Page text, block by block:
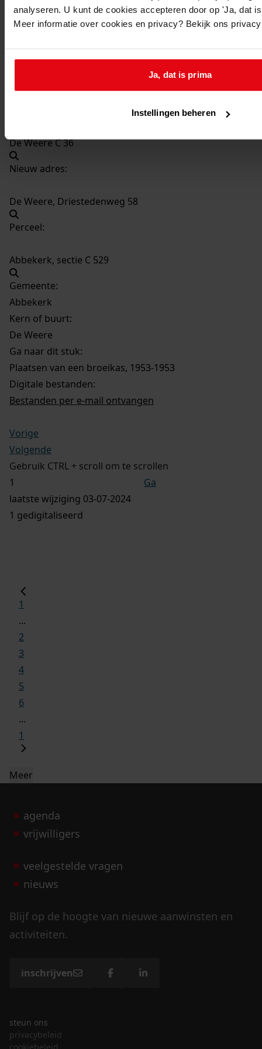
analyseren. U kunt de cookies accepteren door op 'Ja, dat
Meer informatie over cookies en privacy? Bekijk ons
Ja, dat is prima
Instellingen beheren
Datering:
1953-1953
Plaatsen van een broeikas
08-07-1953
De Weere C 36
Nieuw adres:
De Weere, Driestedenweg 58
Perceel:
Abbekerk, sectie C 529
Gemeente:
Abbekerk
Kern of buurt:
De Weere
Ga naar dit stuk:
Plaatsen van een broeikas, 1953-1953
Digitale bestanden:
Bestanden per e-mail ontvangen
Vorige
Volgende
Gebruik CTRL + scroll om te scrollen
Ga
laatste wijziging 03-07-2024
1 gedigitaliseerd
1
...
2
3
4
5
6
...
1
Meer
agenda
vrijwilligers
veelgestelde vragen
nieuws
Blijf op de hoogte van nieuwe aanwinsten en
activiteiten.
inschrijven
steun ons
privacybeleid
cookiebeleid